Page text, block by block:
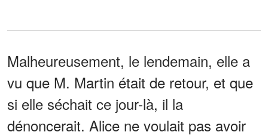
Malheureusement, le lendemain, elle a
vu que M. Martin était de retour, et que
si elle séchait ce jour-là, il la
dénoncerait. Alice ne voulait pas avoir